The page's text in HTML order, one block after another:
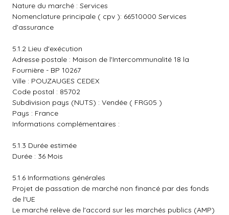
Nature du marché : Services
Nomenclature principale ( cpv ): 66510000 Services
d'assurance
5.1.2 Lieu d'exécution
Adresse postale : Maison de l'Intercommunalité 18 la
Fournière - BP 10267
Ville : POUZAUGES CEDEX
Code postal : 85702
Subdivision pays (NUTS) : Vendée ( FRG05 )
Pays : France
Informations complémentaires :
5.1.3 Durée estimée
Durée : 36 Mois
5.1.6 Informations générales
Projet de passation de marché non financé par des fonds
de l'UE
Le marché relève de l'accord sur les marchés publics (AMP)